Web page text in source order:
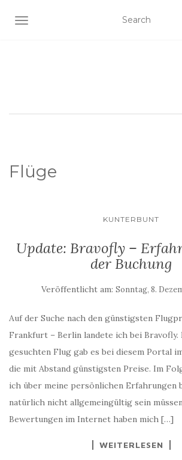
SCHALTE NAVIGATION
Flüge
KUNTERBUNT
Update: Bravofly –
der Buchung
Veröffentlicht am: Sonntag, 8.
Auf der Suche nach den günstigsten
Frankfurt – Berlin landete ich bei Bravofly.
gesuchten Flug gab es bei diesem Portal
die mit Abstand günstigsten Preise. Im
ich über meine persönlichen Erfahrungen
natürlich nicht allgemeingültig sein
Bewertungen im Internet haben mich […]
WEITERLESEN